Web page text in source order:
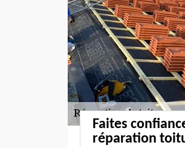
Faites
réparation